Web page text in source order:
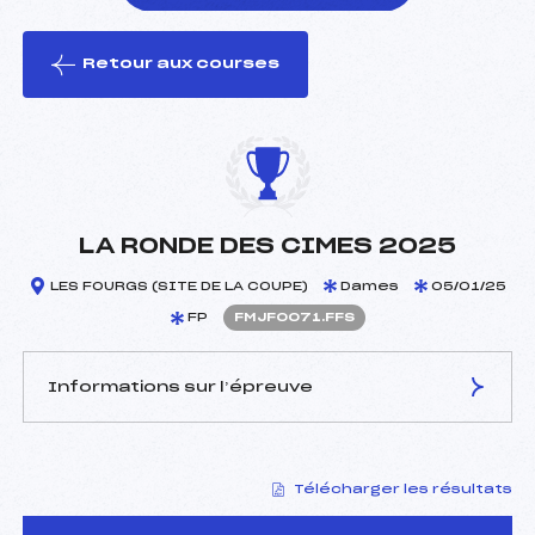
le ski
Retour aux courses
LA RONDE DES CIMES 2025
LES FOURGS (SITE DE LA COUPE) Dames 05/01/25
FP FMJF0071.FFS
Informations sur l’épreuve
VAUCHERET DOMINIQUE
(MJ)
Télécharger les résultats